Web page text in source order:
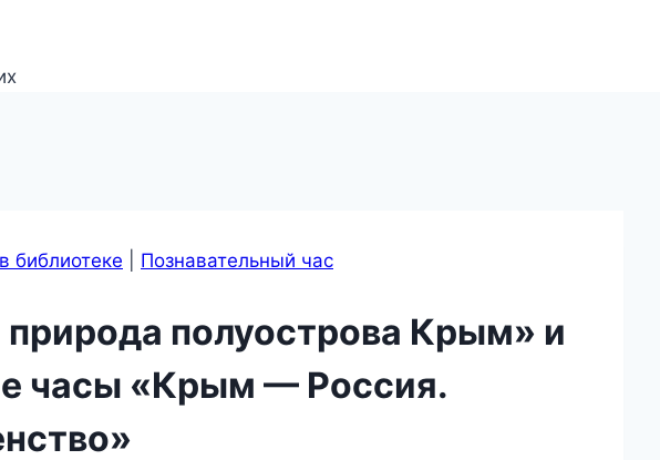
библиотеке Познавательный час
природа полуострова Крым» и
часы «Крым — Россия.